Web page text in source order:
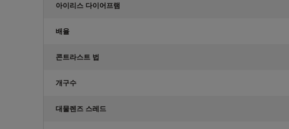
아이리스 다이어프램
배율
콘트라스트 법
개구수
대물렌즈 스레드